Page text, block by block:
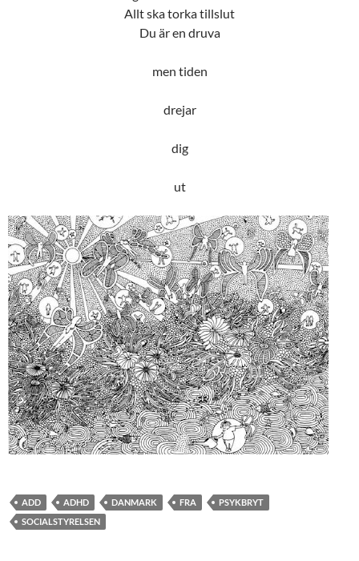
Allt ska torka tillslut
Du är en druva
men tiden
drejar
dig
ut
ADD ADHD DANMARK FRA
PSYKBRYT
SOCIALSTYRELSEN